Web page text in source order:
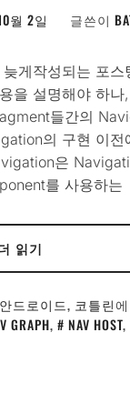
월 2일 글쓴이
게작성되는 포
을 설명해야 하
들간의
의 구현 이전
은
를 사용하는
읽기
안드로이드, 코틀린
GRAPH, NAV HOST,